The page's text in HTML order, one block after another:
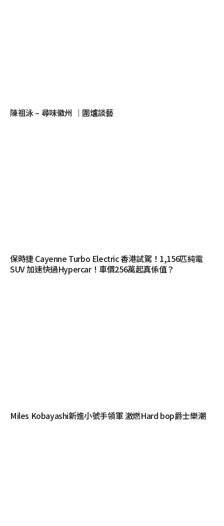
陳祖泳 – 尋味徽州 ｜圍爐談藝
保時捷 Cayenne Turbo Electric 香港試駕！1,156匹純電
SUV 加速快過Hypercar！車價256萬起真係值？
Miles Kobayashi新進小號手領軍 激燃Hard bop爵士樂潮